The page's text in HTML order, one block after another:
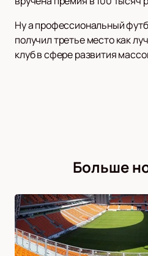
Ну а профессиональный
получил третье место как
клуб в сфере развития
Больше